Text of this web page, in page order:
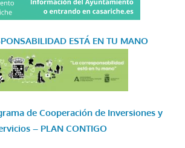
ESTÁ EN TU MANO
de Cooperación de Inversiones y
– PLAN CONTIGO